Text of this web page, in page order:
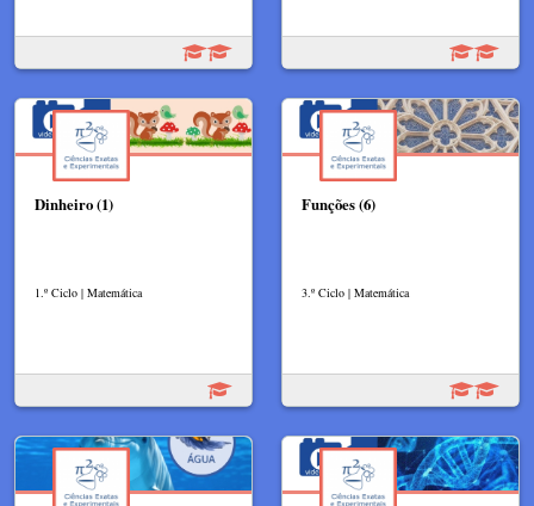
Dinheiro (1)
1.º Ciclo | Matemática
Funções (6)
3.º Ciclo | Matemática